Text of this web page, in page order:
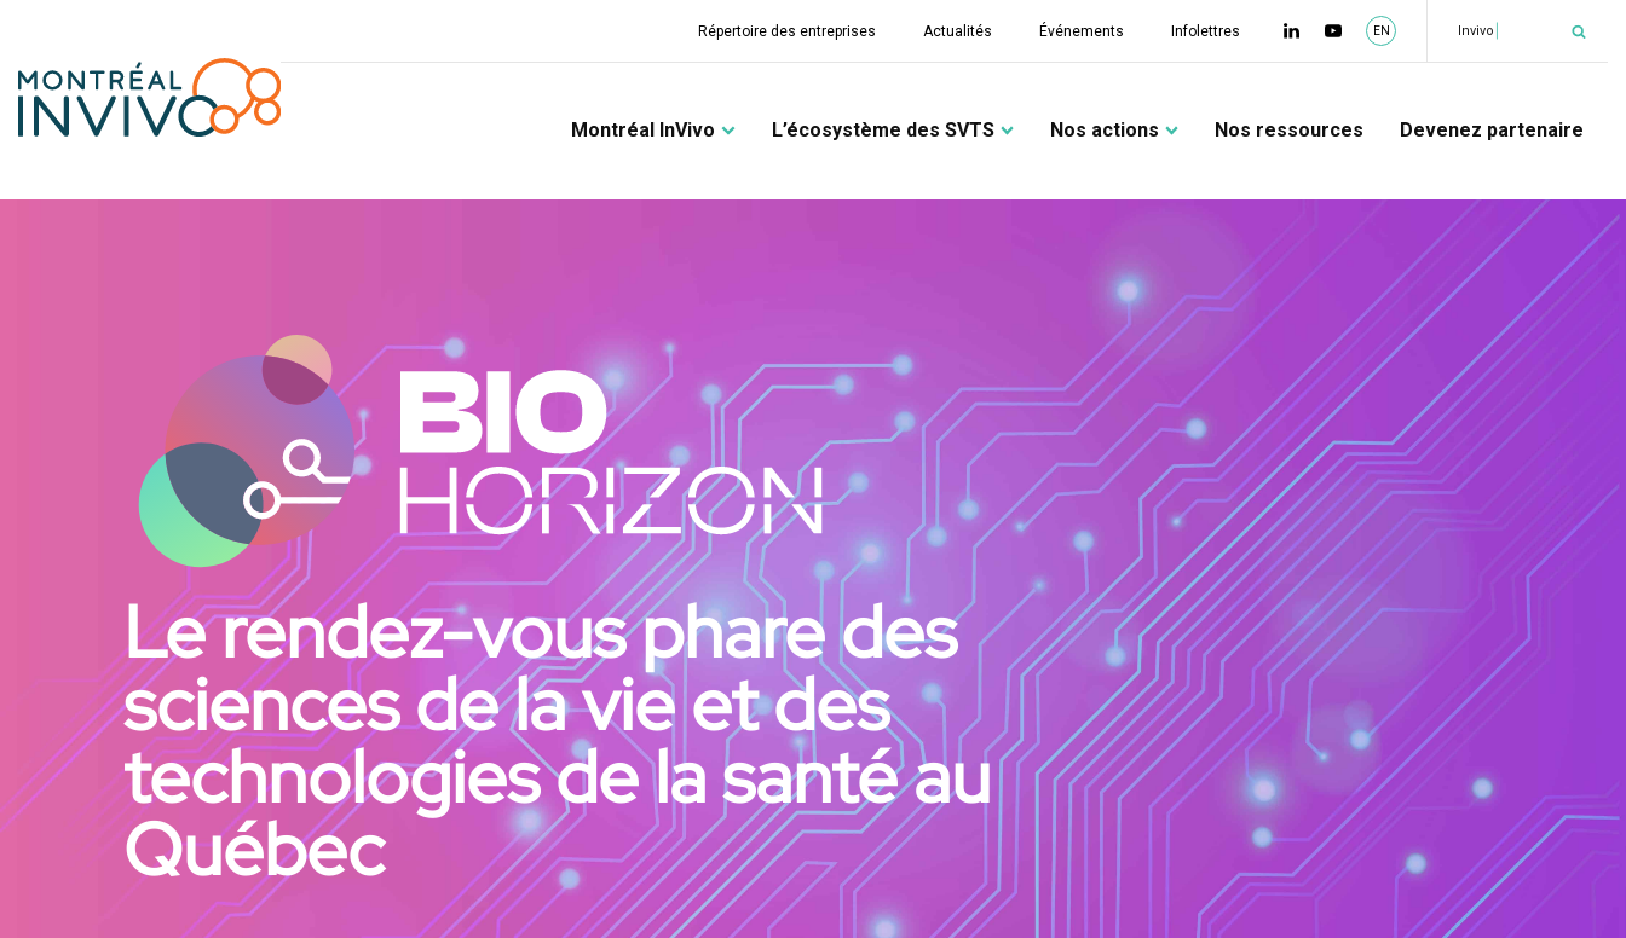
Répertoire des entreprises Actualités Événements Infolettres EN Inv|
Montréal InVivo L’écosystème des SVTS Nos actions Nos ressources Devenez partenaire
Le rendez-vous phare des
sciences de la vie et des
technologies de la santé au
Québec